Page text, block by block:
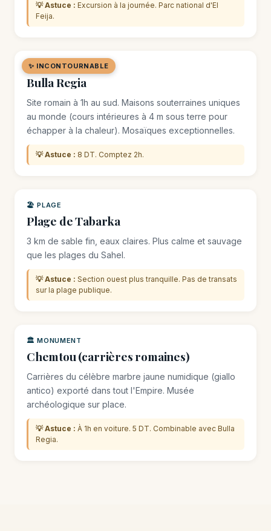
💡 Astuce : Excursion à la journée. Parc national d'El
Feija.
✨ INCONTOURNABLE
🏛️ MONUMENT
Bulla Regia
Site romain à 1h au sud. Maisons souterraines uniques
au monde (cours intérieures à 4 m sous terre pour
échapper à la chaleur). Mosaïques exceptionnelles.
💡 Astuce : 8 DT. Comptez 2h.
🏖️ PLAGE
Plage de Tabarka
3 km de sable fin, eaux claires. Plus calme et sauvage
que les plages du Sahel.
💡 Astuce : Section ouest plus tranquille. Pas de transats
sur la plage publique.
🏛️ MONUMENT
Chemtou (carrières romaines)
Carrières du célèbre marbre jaune numidique (giallo
antico) exporté dans tout l'Empire. Musée
archéologique sur place.
💡 Astuce : À 1h en voiture. 5 DT. Combinable avec Bulla
Regia.